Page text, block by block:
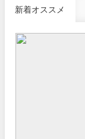
新着オススメ